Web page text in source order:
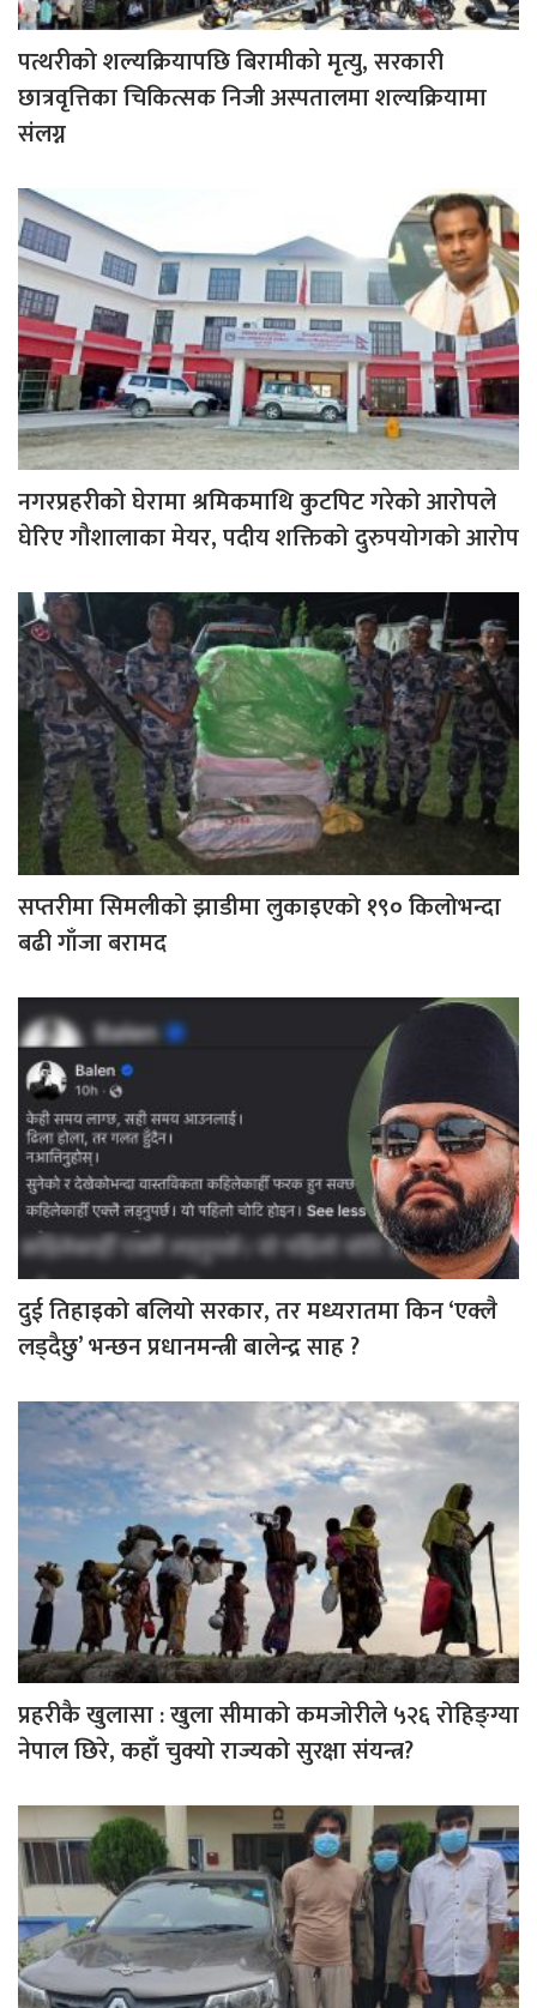
पत्थरीको शल्यक्रियापछि बिरामीको मृत्यु, सरकारी
छात्रवृत्तिका चिकित्सक निजी अस्पतालमा शल्यक्रियामा
संलग्न
नगरप्रहरीको घेरामा श्रमिकमाथि कुटपिट गरेको आरोपले
घेरिए गौशालाका मेयर, पदीय शक्तिको दुरुपयोगको आरोप
सप्तरीमा सिमलीको झाडीमा लुकाइएको १९० किलोभन्दा
बढी गाँजा बरामद
दुई तिहाइको बलियो सरकार, तर मध्यरातमा किन ‘एक्लै
लड्दैछु’ भन्छन प्रधानमन्त्री बालेन्द्र साह ?
प्रहरीकै खुलासा : खुला सीमाको कमजोरीले ५२६ रोहिङ्ग्या
नेपाल छिरे, कहाँ चुक्यो राज्यको सुरक्षा संयन्त्र?